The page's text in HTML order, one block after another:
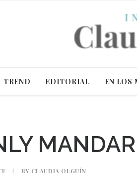
TREND EDITORIAL EN LOS
| BY CLAUDIA OLGUÍN